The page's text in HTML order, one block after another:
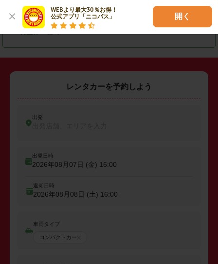
WEBより最大30％お得！
公式アプリ「ニコパス」
開く
・ 匝瑳市 ・大網白里市 山武郡横芝光町
レンタカーを予約しよう
出発
出発日時
2026年08月07日 (金) 16:00
返却日時
2026年08月08日 (土) 16:00
車両タイプ
コンパクトカー